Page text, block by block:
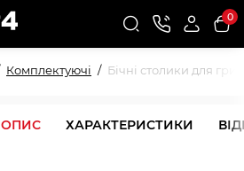
0
Комплектуючі Бічні столики для
ОПИС ХАРАКТЕРИСТИКИ